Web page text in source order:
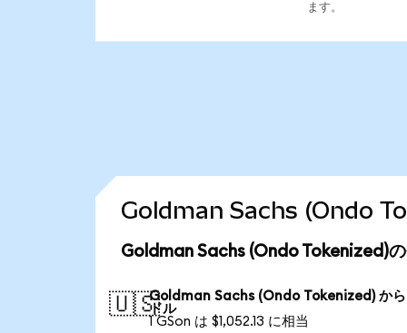
ます。
Goldman Sachs (Ondo
Goldman Sachs (Ondo Tokenized)
🇺🇸Goldman Sachs (Ondo Tokenized) か
ドル
1 GSon は $1,052.13 に相当